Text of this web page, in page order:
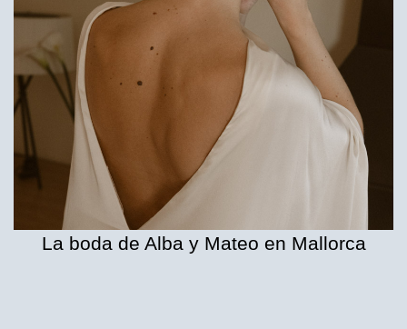
La boda de Alba y Mateo en Mallorca